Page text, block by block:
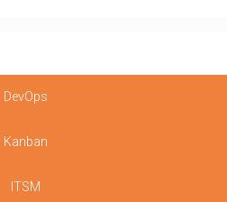
DevOps
Kanban
ITSM